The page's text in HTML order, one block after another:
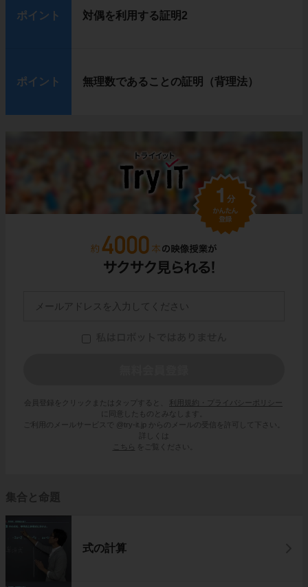
ポイント 対偶を利用する証明2
ポイント 無理数であることの証明（背理法）
会員登録をクリックまたはタップすると、
利用規約・プライバシーポリシー
に同意したものとみなします。
ご利用のメールサービスで @try-it.jp からのメールの受信を許可して下さい。
詳しくは
こちら
をご覧ください。
集合と命題
式の計算